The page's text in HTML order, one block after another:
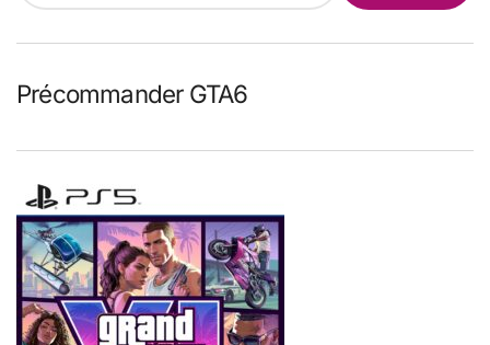
Précommander GTA6